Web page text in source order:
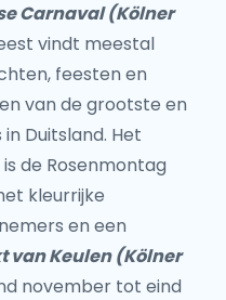
Carnaval (Kölner
vindt meestal
feesten en
van de grootste en
Duitsland. Het
de Rosenmontag
kleurrijke
en een
van Keulen (Kölner
november tot eind